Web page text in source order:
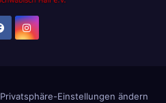
Privatsphäre-Einstellungen ändern